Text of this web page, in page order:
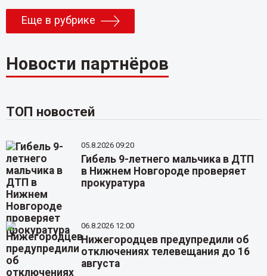
Еще в рубрике
Новости партнёров
ТОП новостей
05.8.2026 09:20
Гибель 9-летнего мальчика в ДТП
в Нижнем Новгороде проверяет
прокуратура
06.8.2026 12:00
Нижегородцев предупредили об
отключениях телевещания до 16
августа